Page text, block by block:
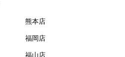
熊本店
福岡店
福山店